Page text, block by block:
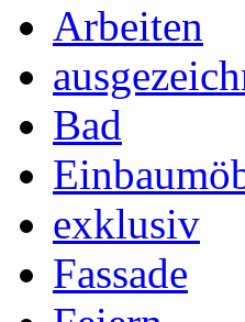
Arbeiten
Bad
exklusiv
Fassade